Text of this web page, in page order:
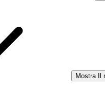
Mostra Il